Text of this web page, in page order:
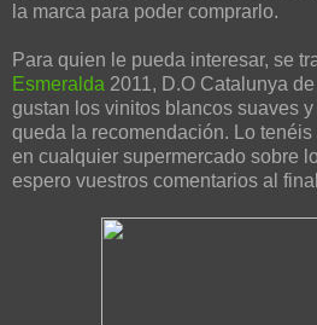
la marca para poder comprarlo.
Para quien le pueda interesar, se
Esmeralda 2011, D.O Catalunya
gustan los vinitos blancos suaves
queda la recomendación. Lo
en cualquier supermercado sobre
espero vuestros comentarios al